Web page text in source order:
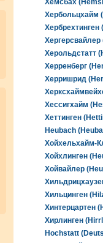
Хемсбах
Хербольцхайм
Херольдстатт
Херренберг
Херришрид
Хессигхайм
Хеттинген
Heubach
Хойхельхайм-
Хойхлинген
Хойвайлер
Хильцинген
Хинтерцартен
Хирлинген
Hochstatt